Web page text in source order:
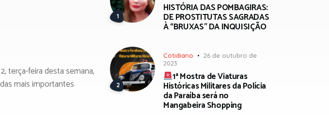
terça-feira desta semana,
mais importantes
HISTÓRIA DAS POMBAGIRAS:
DE PROSTITUTAS SAGRADAS
À “BRUXAS” DA INQUISIÇÃO
Cotidiano
26 de outubro de
2023
1ª Mostra de Viaturas
Históricas Militares da Polícia
da Paraíba será no
Mangabeira Shopping